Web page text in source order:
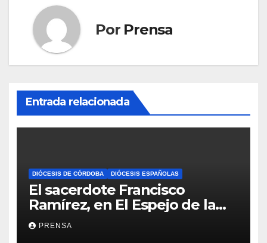
Por Prensa
Entrada relacionada
DIÓCESIS DE CÓRDOBA DIÓCESIS ESPAÑOLAS
El sacerdote Francisco
Ramírez, en El Espejo de la
Iglesia
PRENSA